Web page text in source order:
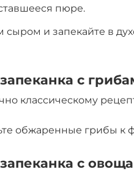
пюре.
сыром и запекайте в
с
классическому
обжаренные грибы к
с